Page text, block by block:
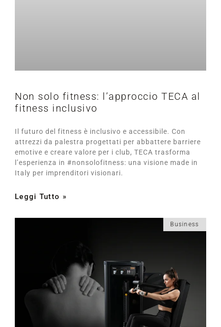
Non solo fitness: l’approccio TECA al
fitness inclusivo
Il futuro del fitness è inclusivo e accessibile. Con
attrezzi da palestra progettati per abbattere barriere
emotive e creare valore per i club, TECA trasforma
l’esperienza in #nonsolofitness: una visione made in
Italy per imprenditori visionari.
Leggi Tutto »
Business